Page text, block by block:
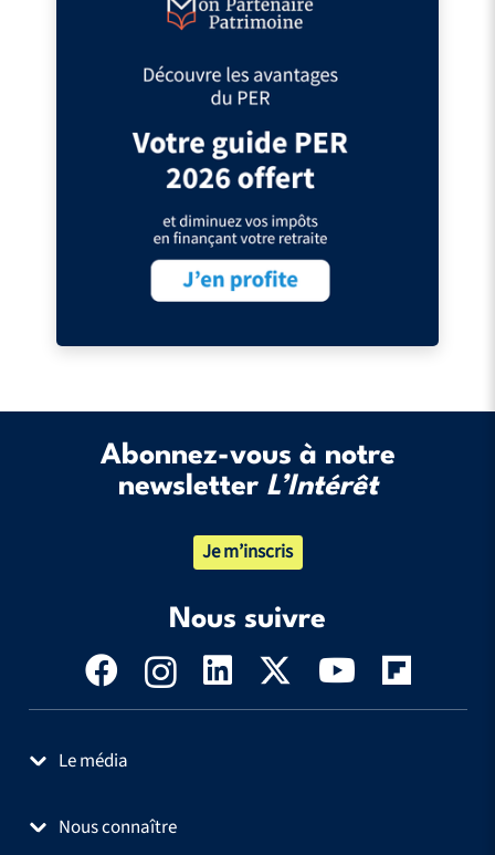
Abonnez-vous à notre
newsletter L’Intérêt
Je m’inscris
Nous suivre
Le média
Nous connaître